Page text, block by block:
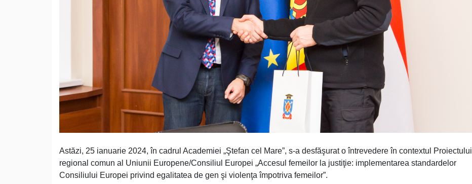
Astăzi, 25 ianuarie 2024, în cadrul Academiei „Ştefan cel Mare”, s-a desfăşurat o întrevedere în contextul Proiectului
regional comun al Uniunii Europene/Consiliul Europei „Accesul femeilor la justiţie: implementarea standardelor
Consiliului Europei privind egalitatea de gen şi violenţa împotriva femeilor”.